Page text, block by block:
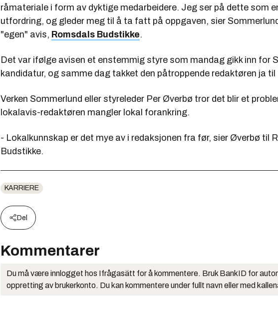
råmateriale i form av dyktige medarbeidere. Jeg ser på dette som
utfordring, og gleder meg til å ta fatt på oppgaven, sier
"egen" avis, Romsdals Budstikke.
Det var ifølge avisen et enstemmig styre som mandag gikk inn for
kandidatur, og samme dag takket den påtroppende redaktøren ja til
Verken Sommerlund eller styreleder Per Øverbø tror det blir et
lokalavis-redaktøren mangler lokal forankring.
- Lokalkunnskap er det mye av i redaksjonen fra før, sier Øverbø til
Budstikke.
KARRIERE
Del
Kommentarer
Du må være innlogget hos Ifrågasätt for å kommentere. Bruk BankID for
oppretting av brukerkonto. Du kan kommentere under fullt navn eller med